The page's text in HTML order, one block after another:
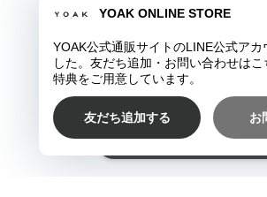
プライバシーポリシー 特定商取引法に基
ショップに質問す